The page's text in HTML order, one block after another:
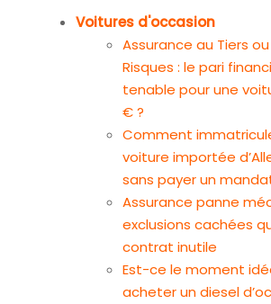
Voitures d'occasion
Assurance au Tiers
Risques : le pari
tenable pour une
€ ?
Comment
voiture importée
sans payer un
Assurance panne
exclusions cachées
contrat inutile
Est-ce le moment
acheter un diesel